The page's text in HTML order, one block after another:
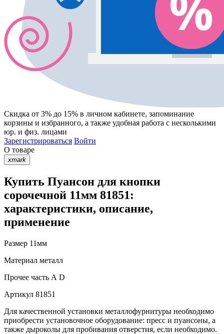
Скидка от 3% до 15% в личном кабинете, запоминание
корзины и избранного, а также удобная работа с несколькими
юр. и физ. лицами
Зарегистрироваться Войти
О товаре
xmark
Купить Пуансон для кнопки
сорочечной 11мм 81851:
характеристики, описание,
применение
Размер 11мм
Материал металл
Прочее часть А D
Артикул 81851
Для качественной установки металлофурнитуры необходимо
приобрести установочное оборудование: пресс и пуансоны, а
также дыроколы для пробивания отверстия, если необходимо.